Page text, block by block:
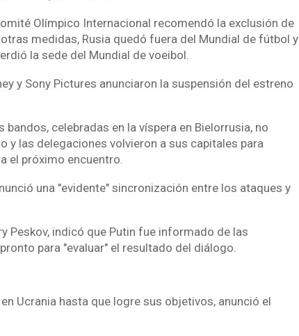
Olímpico Internacional recomendó la exclusión de
medidas, Rusia quedó fuera del Mundial de fútbol y
la sede del Mundial de voeibol.
y Sony Pictures anunciaron la suspensión del estreno
celebradas en la víspera en Bielorrusia, no
y las delegaciones volvieron a sus capitales para
el próximo encuentro.
una "evidente" sincronización entre los ataques y
Peskov, indicó que Putin fue informado de las
para "evaluar" el resultado del diálogo.
Ucrania hasta que logre sus objetivos, anunció el